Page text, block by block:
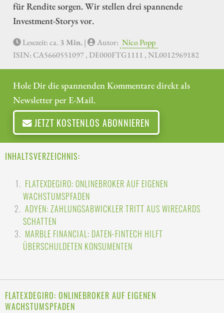
für Rendite sorgen. Wir stellen drei spannende
Investment-Storys vor.
Lesezeit: ca. 3 Min. | Autor: Nico Popp
ISIN: CA5660551097 , DE000FTG1111 , NL0012969182
Hole Dir die spannenden Kommentare direkt als
Newsletter per E-Mail.
JETZT KOSTENLOS ABONNIEREN
INHALTSVERZEICHNIS:
FLATEXDEGIRO: ONLINEBROKER AUF EIGENEN
WACHSTUMSPFADEN
ADYEN: ZAHLUNGSABWICKLER TRITT AUS WIRECARDS
SCHATTEN
MARBLE FINANCIAL: DATEN-FINTECH HILFT
ÜBERSCHULDETEN KONSUMENTEN
FLATEXDEGIRO: ONLINEBROKER AUF EIGENEN
WACHSTUMSPFADEN